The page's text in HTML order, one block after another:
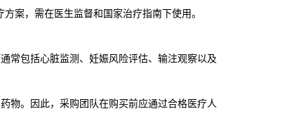
案，需在医生监督和国家治疗指南下使用。
常包括心脏监测、妊娠风险评估、输注观察以及
物。因此，采购团队在购买前应通过合格医疗人